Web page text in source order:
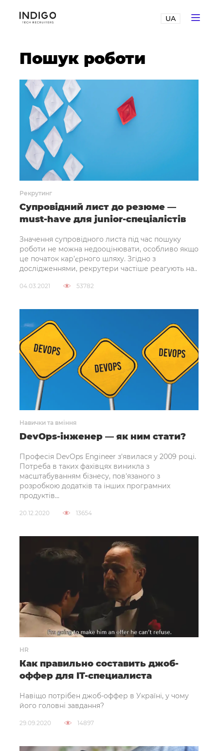
UA
Пошук роботи
Рекрутинг
Супровідний лист до резюме —
must-have для junior-спеціалістів
Значення супровідного листа під час пошуку
роботи не можна недооцінювати, особливо якщо
це початок кар’єрного шляху. Згідно з
дослідженнями, рекрутери частіше реагують на..
04.03.2021 53782
Навички та вміння
DevOps-інженер — як ним стати?
Професія DevOps Engineer з'явилася у 2009 році.
Потреба в таких фахівцях виникла з
масштабуванням бізнесу, пов'язаного з
розробкою додатків та інших програмних
продуктів...
20.12.2020 13654
HR
Как правильно составить джоб-
оффер для IT-специалиста
Навіщо потрібен джоб-оффер в Україні, у чому
його головні завдання?
29.09.2020 14897